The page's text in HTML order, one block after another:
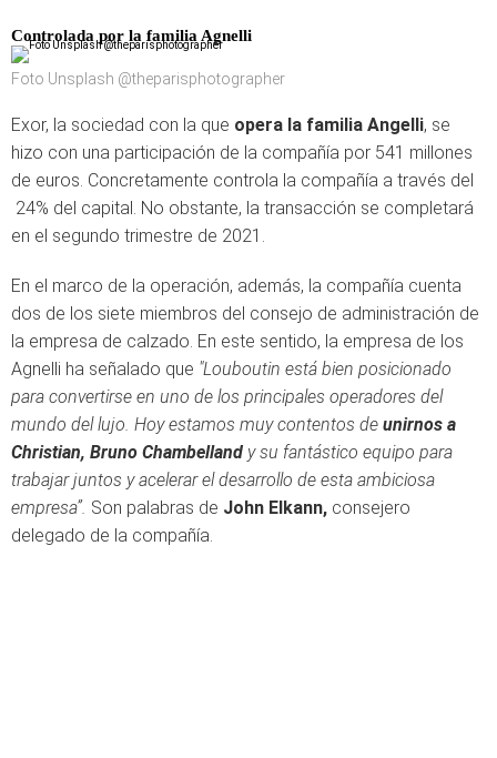
Controlada por la familia Agnelli
Foto Unsplash @theparisphotographer
Exor, la sociedad con la que opera la familia Angelli, se
hizo con una participación de la compañía por 541 millones
de euros. Concretamente controla la compañía a través del
24% del capital. No obstante, la transacción se completará
en el segundo trimestre de 2021.
En el marco de la operación, además, la compañía cuenta
dos de los siete miembros del consejo de administración de
la empresa de calzado. En este sentido, la empresa de los
Agnelli ha señalado que "Louboutin está bien posicionado
para convertirse en uno de los principales operadores del
mundo del lujo. Hoy estamos muy contentos de unirnos a
Christian, Bruno Chambelland y su fantástico equipo para
trabajar juntos y acelerar el desarrollo de esta ambiciosa
empresa”. Son palabras de John Elkann, consejero
delegado de la compañía.